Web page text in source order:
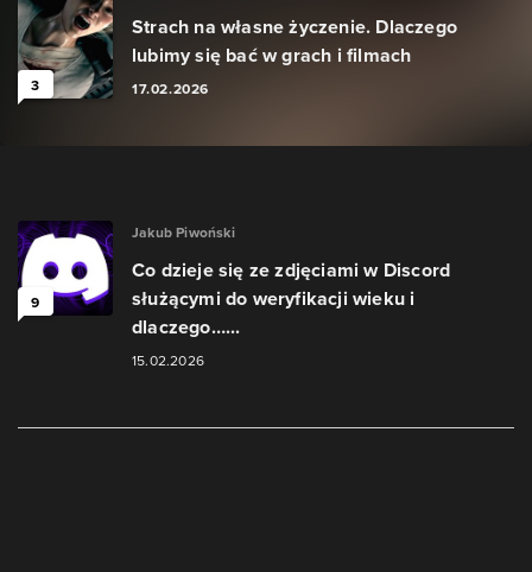
3
Strach na własne życzenie. Dlaczego
lubimy się bać w grach i filmach
17.02.2026
9
Jakub Piwoński
Co dzieje się ze zdjęciami w Discord
służącymi do weryfikacji wieku i
dlaczego…...
15.02.2026